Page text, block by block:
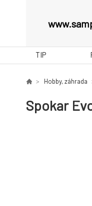
TIP
Hobby, záhrada
Spokar